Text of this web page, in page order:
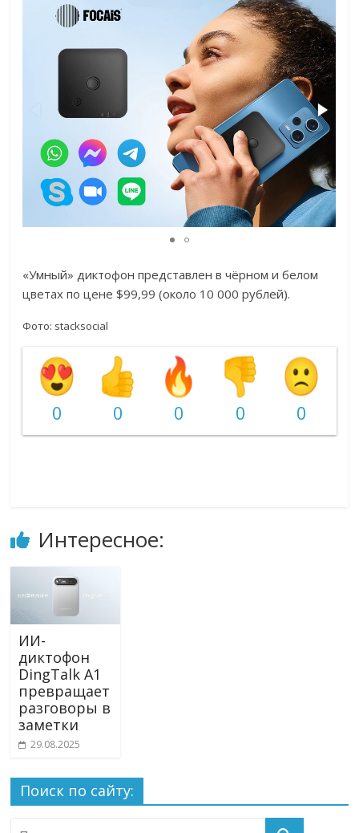
«Умный» диктофон представлен в чёрном и белом
цветах по цене $99,99 (около 10 000 рублей).
Фото: stacksocial
0 0 0 0 0
Интересное:
ИИ-
диктофон
DingTalk A1
превращает
разговоры в
заметки
29.08.2025
Поиск по сайту: